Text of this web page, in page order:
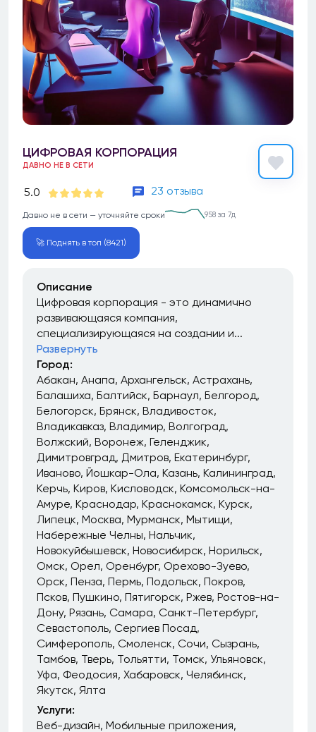
ЦИФРОВАЯ КОРПОРАЦИЯ
ДАВНО НЕ В СЕТИ
5.0 23 отзыва
Давно не в сети — уточняйте сроки 958 за 7д
🚀 Поднять в топ (8421)
Описание
Цифровая корпорация - это динамично
развивающаяся компания,
специализирующаяся на создании и...
Развернуть
Город:
Абакан Анапа Архангельск Астрахань
Балашиха Балтийск Барнаул Белгород
Белогорск Брянск Владивосток
Владикавказ Владимир Волгоград
Волжский Воронеж Геленджик
Димитровград Дмитров Екатеринбург
Иваново Йошкар-Ола Казань Калининград
Керчь Киров Кисловодск Комсомольск-на-
Амуре Краснодар Краснокамск Курск
Липецк Москва Мурманск Мытищи
Набережные Челны Нальчик
Новокуйбышевск Новосибирск Норильск
Омск Орел Оренбург Орехово-Зуево
Орск Пенза Пермь Подольск Покров
Псков Пушкино Пятигорск Ржев Ростов-на-
Дону Рязань Самара Санкт-Петербург
Севастополь Сергиев Посад
Симферополь Смоленск Сочи Сызрань
Тамбов Тверь Тольятти Томск Ульяновск
Уфа Феодосия Хабаровск Челябинск
Якутск Ялта
Услуги:
Веб-дизайн Мобильные приложения